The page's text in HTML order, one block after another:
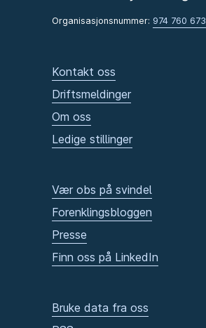
Organisasjonsnummer: 974 760 673
Kontakt oss
Driftsmeldinger
Om oss
Ledige stillinger
Vær obs på svindel
Forenklingsbloggen
Presse
Finn oss på LinkedIn
Bruke data fra oss